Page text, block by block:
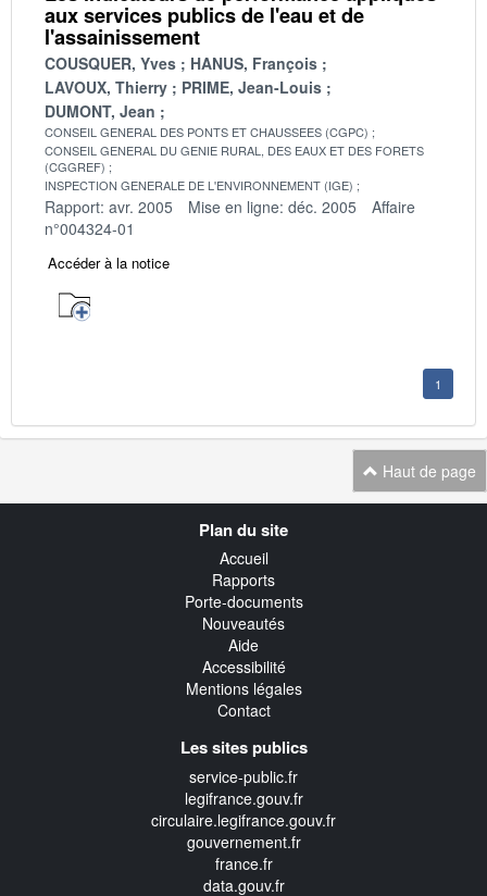
aux services publics de l'eau et de
l'assainissement
COUSQUER, Yves
HANUS, François
LAVOUX, Thierry
PRIME, Jean-Louis
DUMONT, Jean
CONSEIL GENERAL DES PONTS ET CHAUSSEES (CGPC)
CONSEIL GENERAL DU GENIE RURAL, DES EAUX ET DES FORETS
(CGGREF)
INSPECTION GENERALE DE L'ENVIRONNEMENT (IGE)
Rapport: avr. 2005 Mise en ligne: déc. 2005
Affaire
n°004324-01
Accéder à la notice
1
Haut de page
Plan du site
Accueil
Rapports
Porte-documents
Nouveautés
Aide
Accessibilité
Mentions légales
Contact
Les sites publics
service-public.fr
legifrance.gouv.fr
circulaire.legifrance.gouv.fr
gouvernement.fr
france.fr
data.gouv.fr